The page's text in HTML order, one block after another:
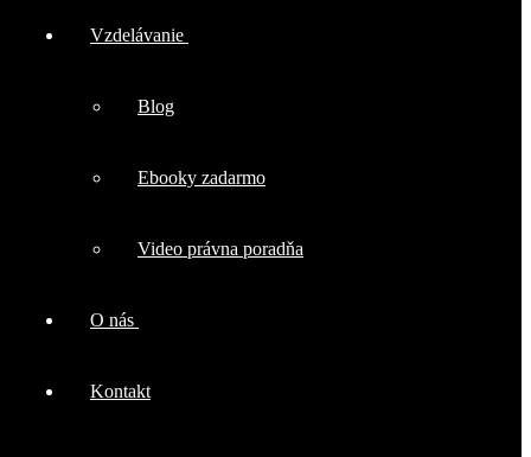
Vzdelávanie
Blog
Ebooky zadarmo
Video právna poradňa
O nás
Kontakt